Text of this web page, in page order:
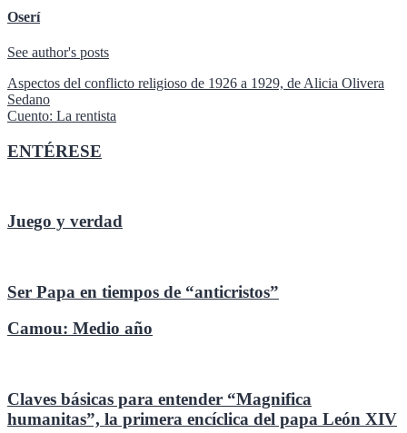
Oserí
See author's posts
Navegación
de
Aspectos del conflicto religioso de 1926 a 1929, de Alicia Olivera
Sedano
Cuento: La rentista
ENTÉRESE
Juego y verdad
Ser Papa en tiempos de “anticristos”
Camou: Medio año
Claves básicas para entender “Magnifica
humanitas”, la primera encíclica del papa León XIV